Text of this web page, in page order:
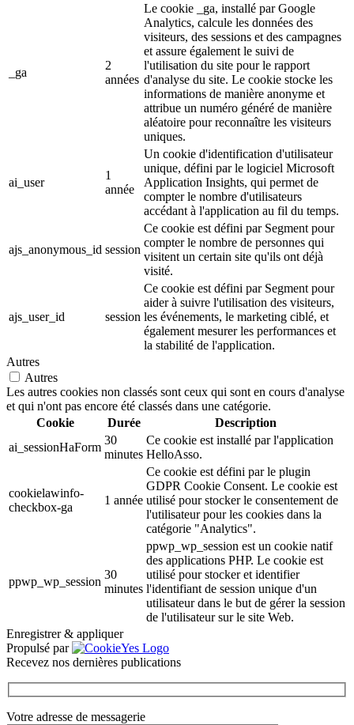
_ga
2
années
Le cookie _ga, installé par Google
Analytics, calcule les données des
visiteurs, des sessions et des campagnes
et assure également le suivi de
l'utilisation du site pour le rapport
d'analyse du site. Le cookie stocke les
informations de manière anonyme et
attribue un numéro généré de manière
aléatoire pour reconnaître les visiteurs
uniques.
ai_user
1
année
Un cookie d'identification d'utilisateur
unique, défini par le logiciel Microsoft
Application Insights, qui permet de
compter le nombre d'utilisateurs
accédant à l'application au fil du temps.
ajs_anonymous_id session
Ce cookie est défini par Segment pour
compter le nombre de personnes qui
visitent un certain site qu'ils ont déjà
visité.
ajs_user_id session
Ce cookie est défini par Segment pour
aider à suivre l'utilisation des visiteurs,
les événements, le marketing ciblé, et
également mesurer les performances et
la stabilité de l'application.
Autres
Autres
Les autres cookies non classés sont ceux qui sont en cours d'analyse
et qui n'ont pas encore été classés dans une catégorie.
Cookie
Durée
Description
ai_sessionHaForm
30
minutes
Ce cookie est installé par l'application
HelloAsso.
cookielawinfo-
checkbox-ga
1 année
Ce cookie est défini par le plugin
GDPR Cookie Consent. Le cookie est
utilisé pour stocker le consentement de
l'utilisateur pour les cookies dans la
catégorie "Analytics".
ppwp_wp_session
30
minutes
ppwp_wp_session est un cookie natif
des applications PHP. Le cookie est
utilisé pour stocker et identifier
l'identifiant de session unique d'un
utilisateur dans le but de gérer la session
de l'utilisateur sur le site Web.
Enregistrer & appliquer
Propulsé par
Recevez nos dernières publications
Votre adresse de messagerie